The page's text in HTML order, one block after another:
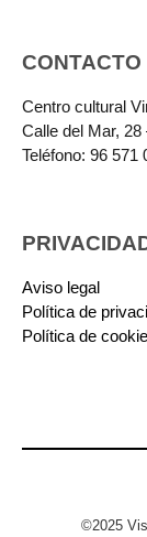
CONTACTO
Centro cultural
Calle del Mar, 28
Teléfono: 96 571
Aviso legal
Política de
Política de
©2025